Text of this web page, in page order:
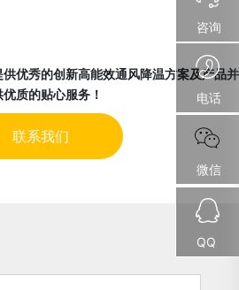
优秀的创新高能效通风降温方案及产品并
质的贴心服务！
联系我们
咨询
电话
微信
QQ